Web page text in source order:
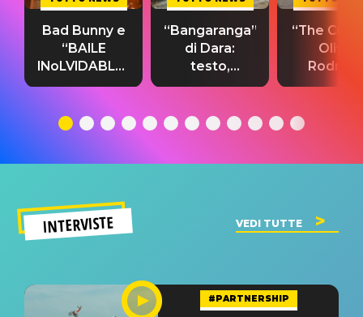
Bad Bunny e
“BAILE
INoLVIDABLE”:
testo,
significato
“Bangaranga”
di Dara:
testo,
traduzione e
del singolo
“The
Olivia
testo,
INTERVISTE VEDI TUTTE
#PARTNERSHIP